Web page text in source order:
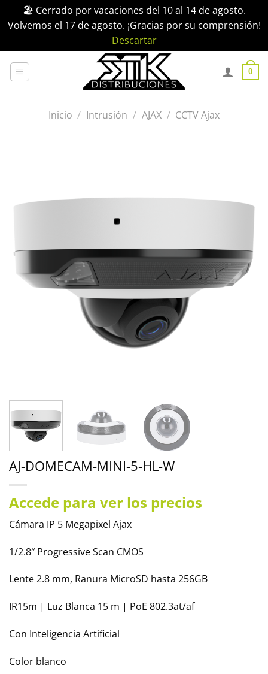
🏖️ Cerrado por vacaciones del 10 al 14 de agosto.
Volvemos el 17 de agosto. ¡Gracias por su comprensión!
Descartar
0
Inicio / Intrusión / AJAX / CCTV Ajax
AJ-DOMECAM-MINI-5-HL-W
Accede para ver los precios
Cámara IP 5 Megapixel Ajax
1/2.8″ Progressive Scan CMOS
Lente 2.8 mm, Ranura MicroSD hasta 256GB
IR15m | Luz Blanca 15 m | PoE 802.3at/af
Con Inteligencia Artificial
Color blanco